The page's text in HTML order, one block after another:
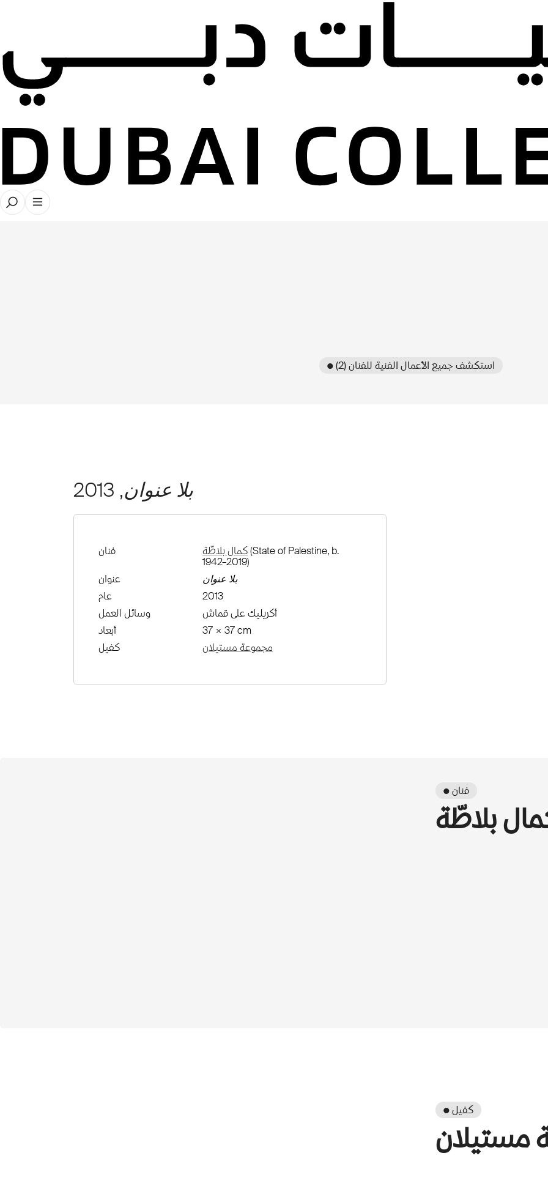
● استكشف جميع الأعمال الفنية للفنان (2)
بلا عنوان, 2013
فنان كمال بلاطّة(State of Palestine, b.
1942–2019)
عنوان
بلا عنوان
عام
2013
وسائل العمل
أكريليك على قماش
أبعاد
37 × 37 cm
كفيل
مجموعة مستيلان
● فنان
بلاطّة
● كفيل
مستيلان